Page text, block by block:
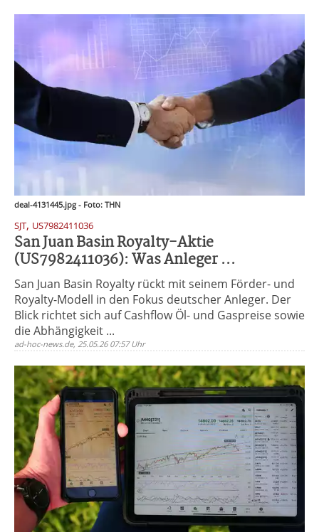
deal-4131445.jpg - Foto: THN
SJT, US7982411036
San Juan Basin Royalty-Aktie
(US7982411036): Was Anleger ...
San Juan Basin Royalty rückt mit seinem Förder- und
Royalty-Modell in den Fokus deutscher Anleger. Der
Blick richtet sich auf Cashflow Öl- und Gaspreise sowie
die Abhängigkeit ...
ad-hoc-news.de, 25.05.26 07:57 Uhr